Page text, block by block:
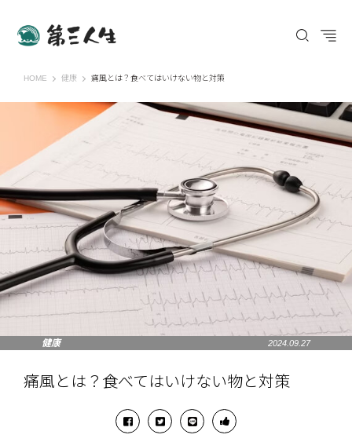
HOME 第三人生 〜寄り道の歩き方〜
健康 痛風とは？食べてはいけない物と対策
健康 2024.09.27
痛風とは？食べてはいけない物と対策